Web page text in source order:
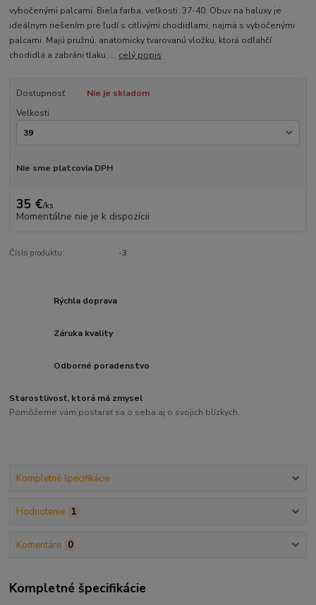
vybočenými palcami. Biela farba, veľkosti: 37-40. Obuv na haluxy je
ideálnym riešením pre ľudí s citlivými chodidlami, najmä s vybočenými
palcami. Majú pružnú, anatomicky tvarovanú vložku, ktorá odľahčí
chodidlá a zabráni tlaku. ... celý popis
Dostupnosť
Nie je skladom
Veľkosti
Nie sme platcovia DPH
35 €/ks
Momentálne nie je k dispozícii
Číslo produktu: -3
Rýchla doprava
Záruka kvality
Odborné poradenstvo
Starostlivosť, ktorá má zmysel
Pomôžeme vám postarať sa o seba aj o svojich blízkych.
Kompletné špecifikácie
Hodnotenie 1
Komentáre 0
Kompletné špecifikácie